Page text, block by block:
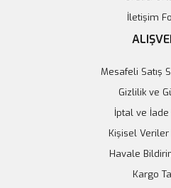
İletişim
Mesafeli Satış
Gizlilik ve
İptal ve İade
Kişisel Veriler
Havale
Kargo